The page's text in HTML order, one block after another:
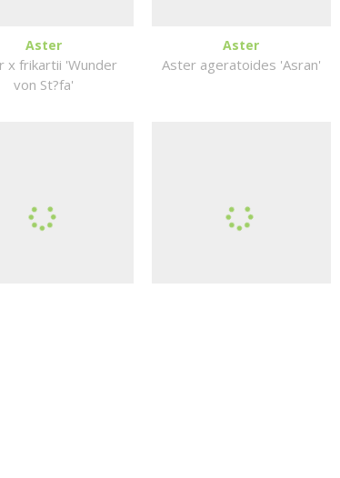
Aster
x frikartii 'Wunder
von St?fa'
Aster
Aster ageratoides 'Asran'